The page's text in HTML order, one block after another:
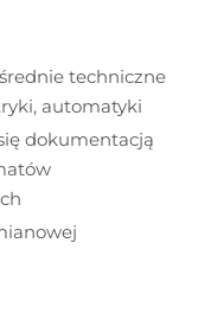
techniczne
automatyki
dokumentacją